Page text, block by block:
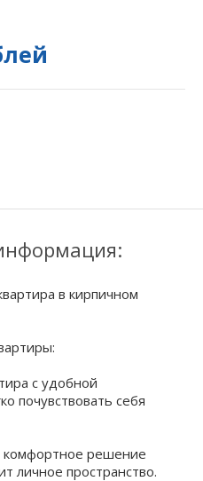
в кирпичном
с удобной
почувствовать себя
комфортное решение
личное пространство.